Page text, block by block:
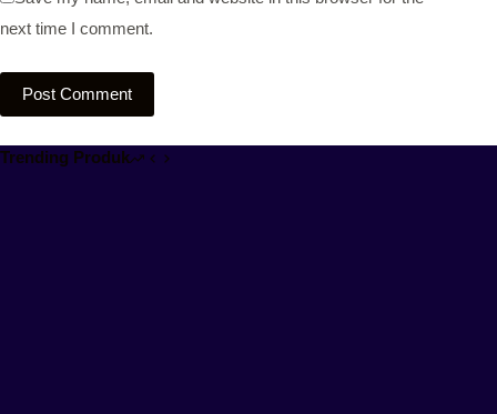
next time I comment.
Post Comment
Trending Produk